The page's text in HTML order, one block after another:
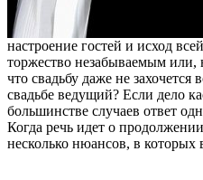
настроение гостей и исход
торжество незабываемым или,
что свадьбу даже не
свадьбе ведущий? Если дело
большинстве случаев ответ
Когда речь идет о
несколько нюансов, в которых